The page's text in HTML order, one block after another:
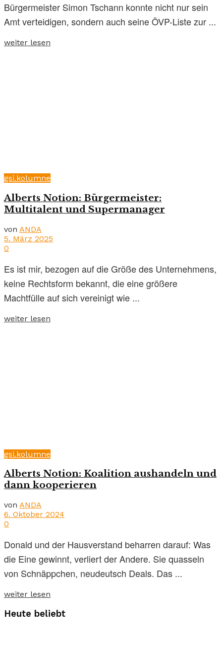
Bürgermeister Simon Tschann konnte nicht nur sein
Amt verteidigen, sondern auch seine ÖVP-Liste zur ...
weiter lesen
gsi.kolumne
Alberts Notion: Bürgermeister:
Multitalent und Supermanager
von ANDA
5. März 2025
0
Es ist mir, bezogen auf die Größe des Unternehmens,
keine Rechtsform bekannt, die eine größere
Machtfülle auf sich vereinigt wie ...
weiter lesen
gsi.kolumne
Alberts Notion: Koalition aushandeln und
dann kooperieren
von ANDA
6. Oktober 2024
0
Donald und der Hausverstand beharren darauf: Was
die Eine gewinnt, verliert der Andere. Sie quasseln
von Schnäppchen, neudeutsch Deals. Das ...
weiter lesen
Heute beliebt